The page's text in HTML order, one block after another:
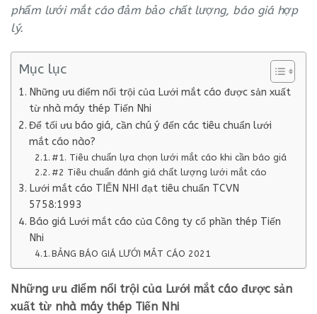
phẩm lưới mắt cáo đảm bảo chất lượng, báo giá hợp
lý.
Mục lục
Những ưu điểm nổi trội của Lưới mắt cáo được sản xuất
từ nhà máy thép Tiến Nhi
Để tối ưu báo giá, cần chú ý đến các tiêu chuẩn lưới
mắt cáo nào?
#1. Tiêu chuẩn lựa chọn lưới mắt cáo khi cần báo giá
#2 Tiêu chuẩn đánh giá chất lượng lưới mắt cáo
Lưới mắt cáo TIẾN NHI đạt tiêu chuẩn TCVN
5758:1993
Báo giá Lưới mắt cáo của Công ty cổ phần thép Tiến
Nhi
BẢNG BÁO GIÁ LƯỚI MẮT CÁO 2021
Những ưu điểm nổi trội của Lưới mắt cáo được sản
xuất từ nhà máy thép Tiến Nhi